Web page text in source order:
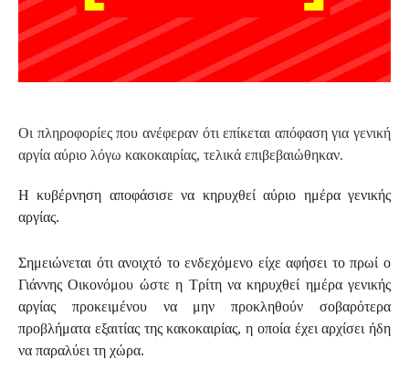
Οι πληροφορίες που ανέφεραν ότι επίκεται απόφαση για γενική
αργία αύριο λόγω κακοκαιρίας, τελικά επιβεβαιώθηκαν.
Η κυβέρνηση αποφάσισε να κηρυχθεί αύριο ημέρα γενικής
αργίας.
Σημειώνεται ότι ανοιχτό το ενδεχόμενο είχε αφήσει το πρωί ο
Γιάννης Οικονόμου ώστε η Τρίτη να κηρυχθεί ημέρα γενικής
αργίας προκειμένου να μην προκληθούν σοβαρότερα
προβλήματα εξαιτίας της κακοκαιρίας, η οποία έχει αρχίσει ήδη
να παραλύει τη χώρα.